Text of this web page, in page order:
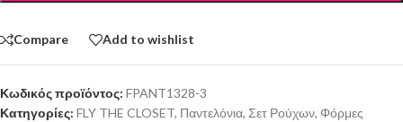
Compare Add to wishlist
Κωδικός προϊόντος: FPANT1328-3
Κατηγορίες: FLY THE CLOSET, Παντελόνια, Σετ Ρούχων, Φόρμες